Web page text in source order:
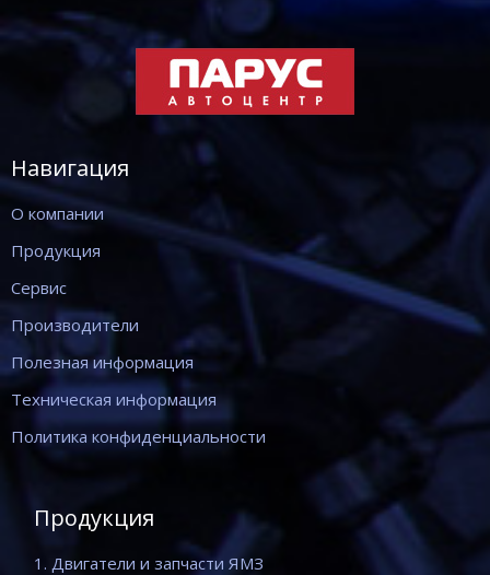
Навигация
О компании
Продукция
Сервис
Производители
Полезная информация
Техническая информация
Политика конфиденциальности
Продукция
1. Двигатели и запчасти ЯМЗ